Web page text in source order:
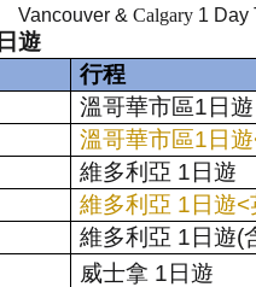
Vancouver & Calgary 1 Day
日遊
行程
溫哥華市區1 日遊
溫哥華市區1 日遊
維多利亞 1 日遊
維多利亞 1 日遊<
維多利亞 1 日遊(
威士拿 1 日遊